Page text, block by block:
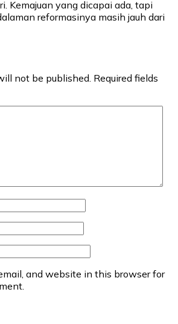
Kemajuan yang dicapai ada, tapi
reformasinya masih jauh dari
not be published. Required fields
and website in this browser for